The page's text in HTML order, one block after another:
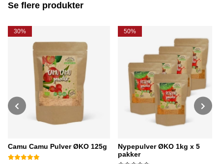
Se flere produkter
30%
Camu Camu Pulver ØKO 125g
50%
Nypepulver ØKO 1kg x 5
pakker